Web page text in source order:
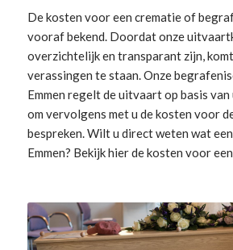
De kosten voor een crematie of
vooraf bekend. Doordat onze
overzichtelijk en transparant zijn,
verassingen te staan. Onze
Emmen regelt de uitvaartop basis
om vervolgens met u de kosten voor
bespreken. Wilt u direct weten wat
Emmen? Bekijk hier dekosten voor